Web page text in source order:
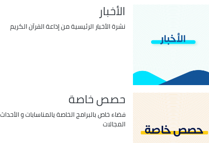
الأخبار
نشرة الأخبار الرئيسية من إذاعة القرآن الكريم
حصص خاصة
فضاء خاص بالبرامج الخاصة يالمناسابات و
المجالات